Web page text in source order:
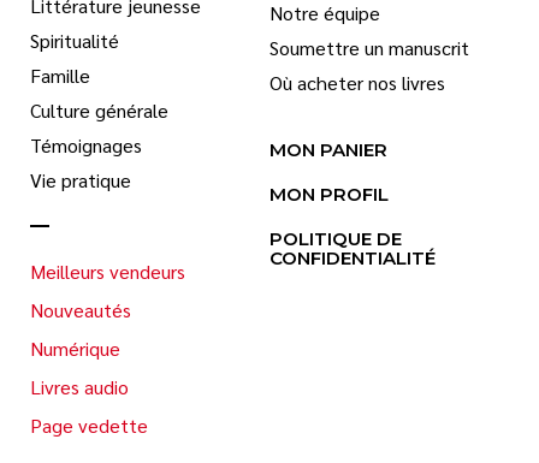
Littérature jeunesse
Spiritualité
Famille
Culture générale
Témoignages
Vie pratique
Meilleurs vendeurs
Nouveautés
Numérique
Livres audio
Page vedette
Notre équipe
Soumettre un manuscrit
Où acheter nos livres
MON PANIER
MON PROFIL
POLITIQUE DE
CONFIDENTIALITÉ